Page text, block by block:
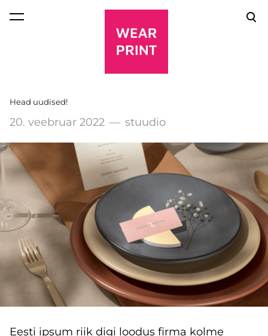
lisati ostukorvi.
Head uudised!
20. veebruar 2022 — stuudio
Eesti ipsum riik digi loodus firma kolme